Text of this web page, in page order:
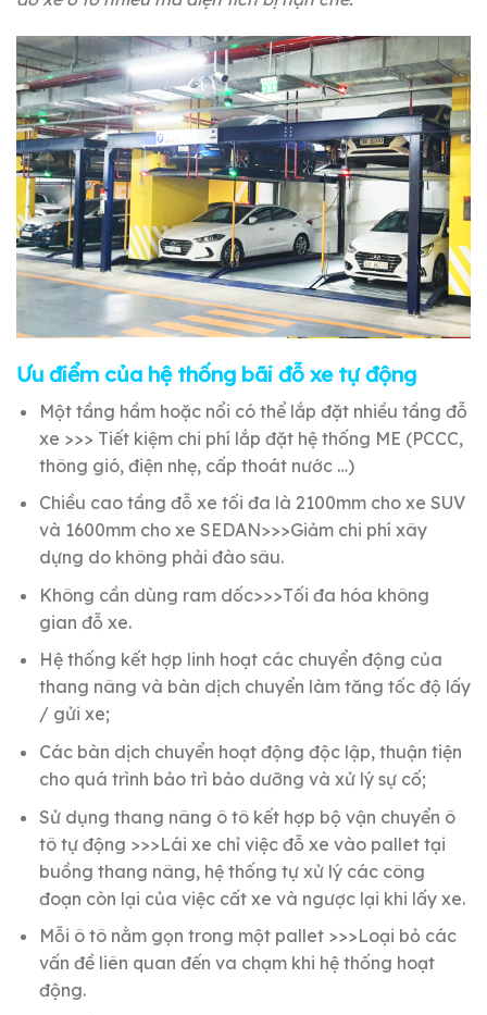
Ưu điểm của hệ thống bãi đỗ xe tự động
Một tầng hầm hoặc nổi có thể lắp đặt nhiều tầng đỗ
xe >>> Tiết kiệm chi phí lắp đặt hệ thống ME (PCCC,
thông gió, điện nhẹ, cấp thoát nước …)
Chiều cao tầng đỗ xe tối đa là 2100mm cho xe SUV
và 1600mm cho xe SEDAN>>>Giảm chi phí xây
dựng do không phải đào sâu.
Không cần dùng ram dốc>>>Tối đa hóa không
gian đỗ xe.
Hệ thống kết hợp linh hoạt các chuyển động của
thang nâng và bàn dịch chuyển làm tăng tốc độ lấy
/ gửi xe;
Các bàn dịch chuyển hoạt động độc lập, thuận tiện
cho quá trình bảo trì bảo dưỡng và xử lý sự cố;
Sử dụng thang nâng ô tô kết hợp bộ vận chuyển ô
tô tự động >>>Lái xe chỉ việc đỗ xe vào pallet tại
buồng thang nâng, hệ thống tự xử lý các công
đoạn còn lại của việc cất xe và ngược lại khi lấy xe.
Mỗi ô tô nằm gọn trong một pallet >>>Loại bỏ các
vấn đề liên quan đến va chạm khi hệ thống hoạt
động.